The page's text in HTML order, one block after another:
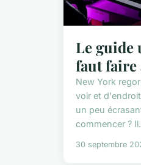
Le guide
faut faire
New York
voir et
un peu
commencer ?
30 septembre